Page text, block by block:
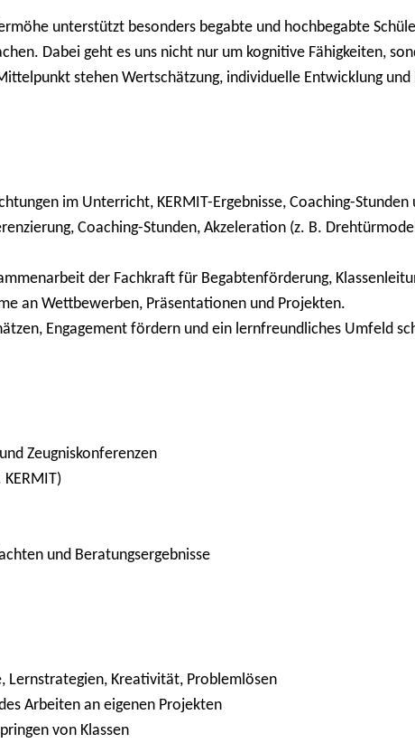
unterstützt besonders begabte und hochbegabte
Dabei geht es uns nicht nur um kognitive Fähigkeiten,
stehen Wertschätzung, individuelle Entwicklung und
im Unterricht, KERMIT-Ergebnisse, Coaching-
Coaching-Stunden, Akzeleration (z. B.
der Fachkraft für Begabtenförderung,
an Wettbewerben, Präsentationen und Projekten.
Engagement fördern und ein lernfreundliches Umfeld
Zeugniskonferenzen
und Beratungsergebnisse
Lernstrategien, Kreativität, Problemlösen
Arbeiten an eigenen Projekten
von Klassen